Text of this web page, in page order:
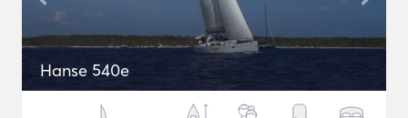
Hanse 540e